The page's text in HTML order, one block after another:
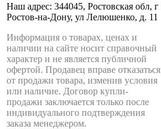
Наш адрес: 344045, Ростовская обл, г
Ростов-на-Дону, ул Лелюшенко, д. 11
Информация о товарах, ценах и
наличии на сайте носит справочный
характер и не является публичной
офертой. Продавец вправе отказаться
от продажи товара, изменив условия
или наличие. Договор купли-
продажи заключается только после
индивидуального подтверждения
заказа менеджером.